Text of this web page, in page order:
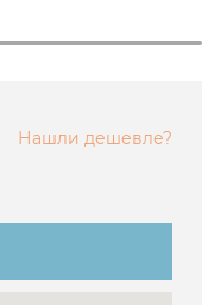
Нашли дешевле?